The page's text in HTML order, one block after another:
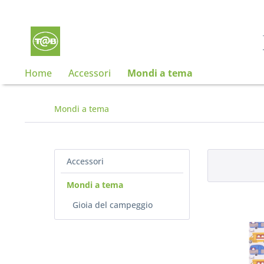
Home Accessori Mondi a tema
Mondi a tema
Accessori
Mondi a tema
Gioia del campeggio